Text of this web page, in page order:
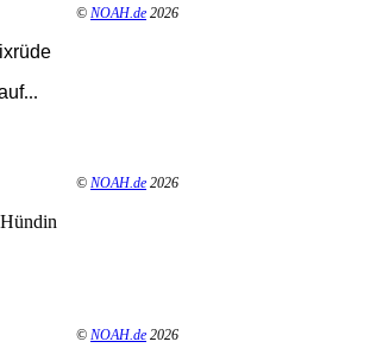
© NOAH.de 2026
...
© NOAH.de 2026
© NOAH.de 2026